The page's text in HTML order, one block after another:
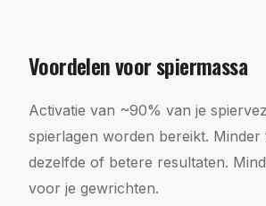
Voordelen voor spiermassa
Activatie van ~90% van je
spierlagen worden bereikt. Minder
dezelfde of betere resultaten.
voor je gewrichten.